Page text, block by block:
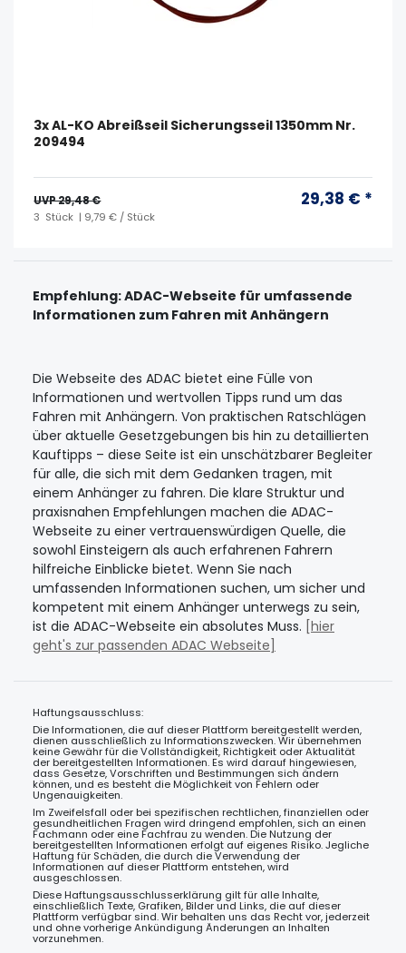
3x AL-KO Abreißseil Sicherungsseil 1350mm Nr.
209494
UVP 29,48 € 29,38 € *
3 Stück | 9,79 € / Stück
Empfehlung: ADAC-Webseite für umfassende
Informationen zum Fahren mit Anhängern
Die Webseite des ADAC bietet eine Fülle von
Informationen und wertvollen Tipps rund um das
Fahren mit Anhängern. Von praktischen Ratschlägen
über aktuelle Gesetzgebungen bis hin zu detaillierten
Kauftipps – diese Seite ist ein unschätzbarer Begleiter
für alle, die sich mit dem Gedanken tragen, mit
einem Anhänger zu fahren. Die klare Struktur und
praxisnahen Empfehlungen machen die ADAC-
Webseite zu einer vertrauenswürdigen Quelle, die
sowohl Einsteigern als auch erfahrenen Fahrern
hilfreiche Einblicke bietet. Wenn Sie nach
umfassenden Informationen suchen, um sicher und
kompetent mit einem Anhänger unterwegs zu sein,
ist die ADAC-Webseite ein absolutes Muss. hier
geht's zur passenden ADAC Webseite]
Haftungsausschluss:
Die Informationen, die auf dieser Plattform bereitgestellt werden,
dienen ausschließlich zu Informationszwecken. Wir übernehmen
keine Gewähr für die Vollständigkeit, Richtigkeit oder Aktualität
der bereitgestellten Informationen. Es wird darauf hingewiesen,
dass Gesetze, Vorschriften und Bestimmungen sich ändern
können, und es besteht die Möglichkeit von Fehlern oder
Ungenauigkeiten.
Im Zweifelsfall oder bei spezifischen rechtlichen, finanziellen oder
gesundheitlichen Fragen wird dringend empfohlen, sich an einen
Fachmann oder eine Fachfrau zu wenden. Die Nutzung der
bereitgestellten Informationen erfolgt auf eigenes Risiko. Jegliche
Haftung für Schäden, die durch die Verwendung der
Informationen auf dieser Plattform entstehen, wird
ausgeschlossen.
Diese Haftungsausschlusserklärung gilt für alle Inhalte,
einschließlich Texte, Grafiken, Bilder und Links, die auf dieser
Plattform verfügbar sind. Wir behalten uns das Recht vor, jederzeit
und ohne vorherige Ankündigung Änderungen an Inhalten
vorzunehmen.